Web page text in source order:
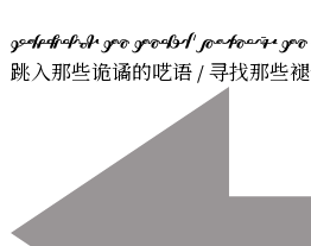
     
跳入那些诡谲的呓语 / 寻找那些